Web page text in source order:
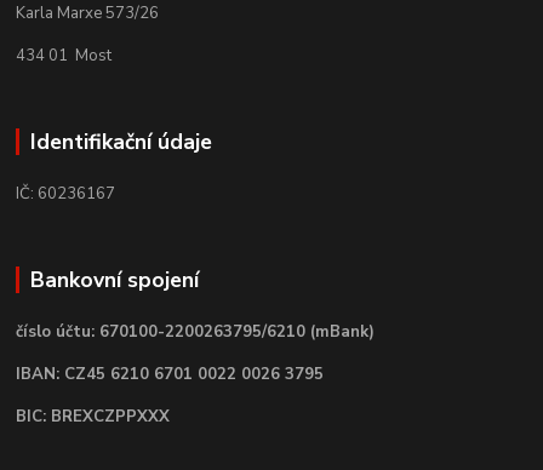
Karla Marxe 573/26
434 01 Most
Identifikační údaje
IČ: 60236167
Bankovní spojení
číslo účtu: 670100-2200263795/6210 (mBank)
IBAN: CZ45 6210 6701 0022 0026 3795
BIC: BREXCZPPXXX